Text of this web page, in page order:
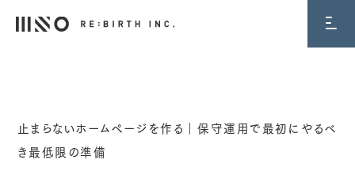
BLOG
止まらないホームページを作る｜保守運用で最初にやるべ
き最低限の準備